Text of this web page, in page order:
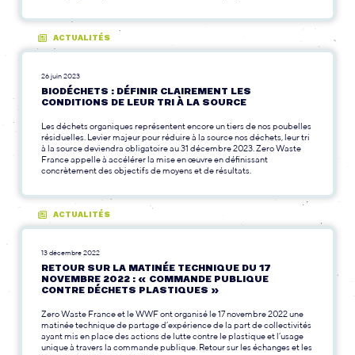
ACTUALITÉS
26 juin 2023
BIODÉCHETS : DÉFINIR CLAIREMENT LES
CONDITIONS DE LEUR TRI À LA SOURCE
Les déchets organiques représentent encore un tiers de nos poubelles
résiduelles. Levier majeur pour réduire à la source nos déchets, leur tri
à la source deviendra obligatoire au 31 décembre 2023. Zero Waste
France appelle à accélérer la mise en œuvre en définissant
concrètement des objectifs de moyens et de résultats.
ACTUALITÉS
13 décembre 2022
RETOUR SUR LA MATINÉE TECHNIQUE DU 17
NOVEMBRE 2022 : « COMMANDE PUBLIQUE
CONTRE DÉCHETS PLASTIQUES »
Zero Waste France et le WWF ont organisé le 17 novembre 2022 une
matinée technique de partage d’expérience de la part de collectivités
ayant mis en place des actions de lutte contre le plastique et l’usage
unique à travers la commande publique. Retour sur les échanges et les